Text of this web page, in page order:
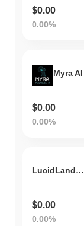
$0.00
0.00%
Myra AI
$0.00
0.00%
LucidLandsGem
$0.00
0.00%